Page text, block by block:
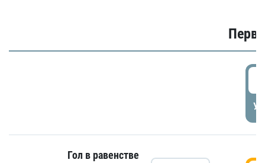
Гол в равенстве